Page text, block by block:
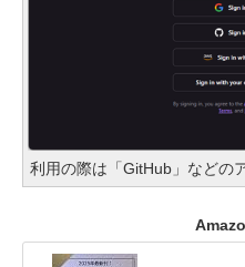
利用の際は「GitHub」などの